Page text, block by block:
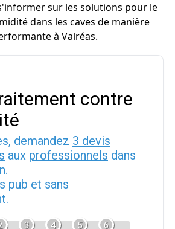
sur les solutions pour le
dans les caves de manière
à Valréas.
contre
demandez 3 devis
aux professionnels dans
pub et sans
3 4 5 6